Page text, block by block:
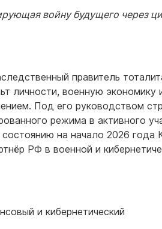
войну будущего через
правитель
личности, военную экономику
Под его руководством
режима в активного
на начало 2026
РФ в военной и
и кибернетический